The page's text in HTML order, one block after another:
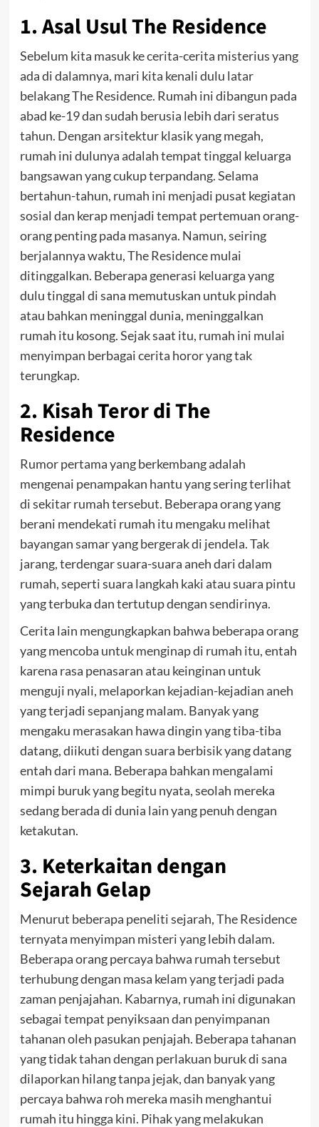
1. Asal Usul The Residence
Sebelum kita masuk ke cerita-cerita misterius yang
ada di dalamnya, mari kita kenali dulu latar
belakang The Residence. Rumah ini dibangun pada
abad ke-19 dan sudah berusia lebih dari seratus
tahun. Dengan arsitektur klasik yang megah,
rumah ini dulunya adalah tempat tinggal keluarga
bangsawan yang cukup terpandang. Selama
bertahun-tahun, rumah ini menjadi pusat kegiatan
sosial dan kerap menjadi tempat pertemuan orang-
orang penting pada masanya. Namun, seiring
berjalannya waktu, The Residence mulai
ditinggalkan. Beberapa generasi keluarga yang
dulu tinggal di sana memutuskan untuk pindah
atau bahkan meninggal dunia, meninggalkan
rumah itu kosong. Sejak saat itu, rumah ini mulai
menyimpan berbagai cerita horor yang tak
terungkap.
2. Kisah Teror di The
Residence
Rumor pertama yang berkembang adalah
mengenai penampakan hantu yang sering terlihat
di sekitar rumah tersebut. Beberapa orang yang
berani mendekati rumah itu mengaku melihat
bayangan samar yang bergerak di jendela. Tak
jarang, terdengar suara-suara aneh dari dalam
rumah, seperti suara langkah kaki atau suara pintu
yang terbuka dan tertutup dengan sendirinya.
Cerita lain mengungkapkan bahwa beberapa orang
yang mencoba untuk menginap di rumah itu, entah
karena rasa penasaran atau keinginan untuk
menguji nyali, melaporkan kejadian-kejadian aneh
yang terjadi sepanjang malam. Banyak yang
mengaku merasakan hawa dingin yang tiba-tiba
datang, diikuti dengan suara berbisik yang datang
entah dari mana. Beberapa bahkan mengalami
mimpi buruk yang begitu nyata, seolah mereka
sedang berada di dunia lain yang penuh dengan
ketakutan.
3. Keterkaitan dengan
Sejarah Gelap
Menurut beberapa peneliti sejarah, The Residence
ternyata menyimpan misteri yang lebih dalam.
Beberapa orang percaya bahwa rumah tersebut
terhubung dengan masa kelam yang terjadi pada
zaman penjajahan. Kabarnya, rumah ini digunakan
sebagai tempat penyiksaan dan penyimpanan
tahanan oleh pasukan penjajah. Beberapa tahanan
yang tidak tahan dengan perlakuan buruk di sana
dilaporkan hilang tanpa jejak, dan banyak yang
percaya bahwa roh mereka masih menghantui
rumah itu hingga kini. Pihak yang melakukan